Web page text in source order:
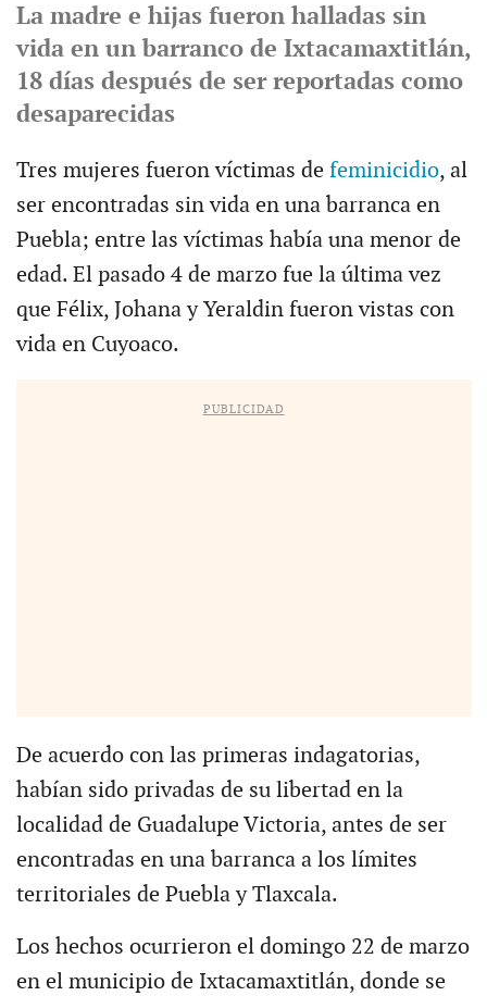
La madre e hijas fueron halladas sin
vida en un barranco de Ixtacamaxtitlán,
18 días después de ser reportadas como
desaparecidas
Tres mujeres fueron víctimas de feminicidio, al
ser encontradas sin vida en una barranca en
Puebla; entre las víctimas había una menor de
edad. El pasado 4 de marzo fue la última vez
que Félix, Johana y Yeraldin fueron vistas con
vida en Cuyoaco.
PUBLICIDAD
De acuerdo con las primeras indagatorias,
habían sido privadas de su libertad en la
localidad de Guadalupe Victoria, antes de ser
encontradas en una barranca a los límites
territoriales de Puebla y Tlaxcala.
Los hechos ocurrieron el domingo 22 de marzo
en el municipio de Ixtacamaxtitlán, donde se